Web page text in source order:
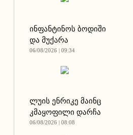
ინფანტინოს ბოდიში
და მუქარა
06/08/2026 | 09:34
ლუის ენრიკე მაინც
კმაყოფილი დარჩა
06/08/2026 | 08:08